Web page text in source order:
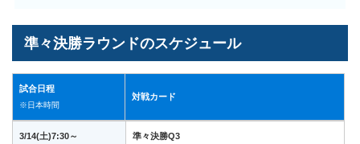
準々決勝ラウンドのスケジュール
試合日程
※日本時間
対戦カード
3/14(土)7:30～
準々決勝Q3